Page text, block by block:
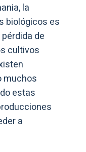
la
biológicos es
de
cultivos
muchos
estas
a